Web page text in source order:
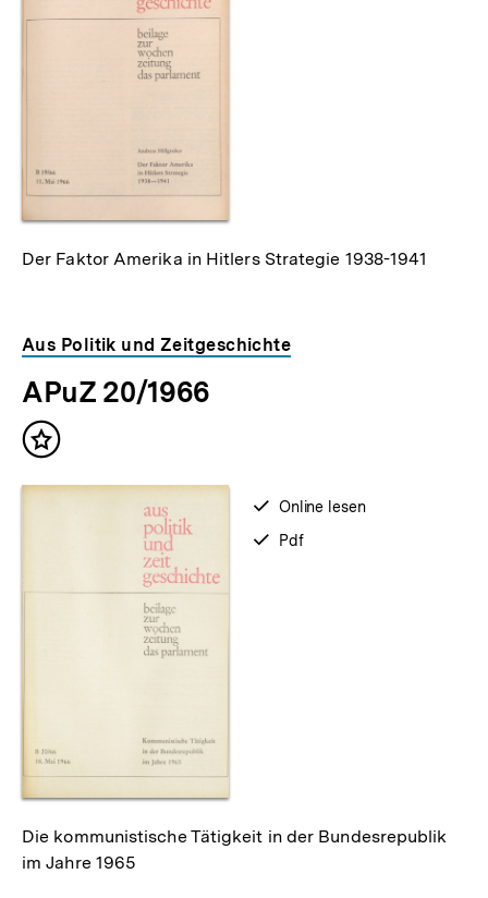
Der Faktor Amerika in Hitlers Strategie 1938-1941
Aus Politik und Zeitgeschichte
APuZ 20/1966
Inhalt
verfügbar
Online lesen
verfügbar
Pdf
Die kommunistische Tätigkeit in der Bundesrepublik
im Jahre 1965